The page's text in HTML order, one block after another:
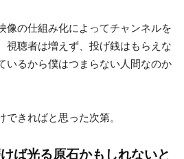
像の仕組み化によってチャンネルを
視聴者は増えず、投げ銭はもらえな
いるから僕はつまらない人間なのか
できればと思った次第。
ば光る原石かもしれないと